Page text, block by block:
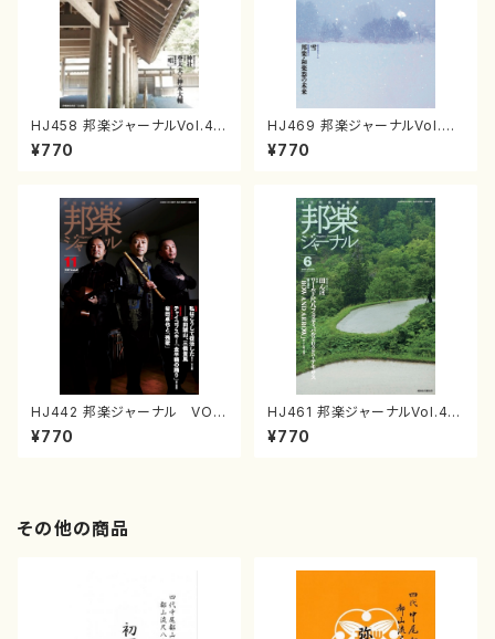
HJ458 邦楽ジャーナルVol.45
8（25年3月号）（雑誌）
¥770
HJ469 邦楽ジャーナルVol.46
9（26年2月号）(雑誌）
¥770
HJ442 邦楽ジャーナル VOL.
442 2023年11月号（雑誌/書
籍）
¥770
HJ461 邦楽ジャーナルVol.461
（25年6月号）（雑誌）
¥770
その他の商品